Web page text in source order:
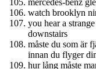
mercedes-benz
watch brooklyn
you hear a
downstairs
måste du som är
innan du flyger
hur lång måste